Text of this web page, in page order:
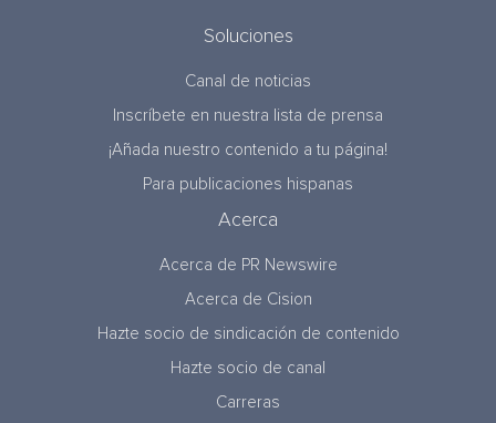
Soluciones
Canal de noticias
Inscríbete en nuestra lista de prensa
¡Añada nuestro contenido a tu página!
Para publicaciones hispanas
Acerca
Acerca de PR Newswire
Acerca de Cision
Hazte socio de sindicación de contenido
Hazte socio de canal
Carreras